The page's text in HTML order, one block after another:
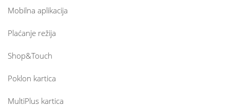
Mobilna aplikacija
Plaćanje režija
Shop&Touch
Poklon kartica
MultiPlus kartica